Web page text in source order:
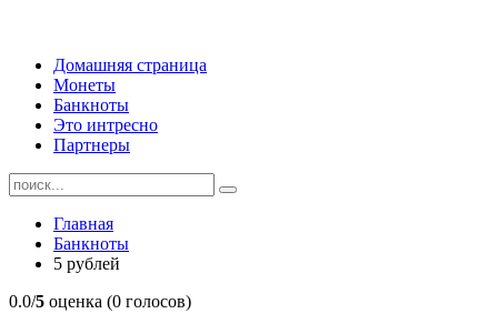
Домашняя страница
Монеты
Банкноты
Это интресно
Партнеры
Главная
Банкноты
5 рублей
0.0/5 оценка (0 голосов)